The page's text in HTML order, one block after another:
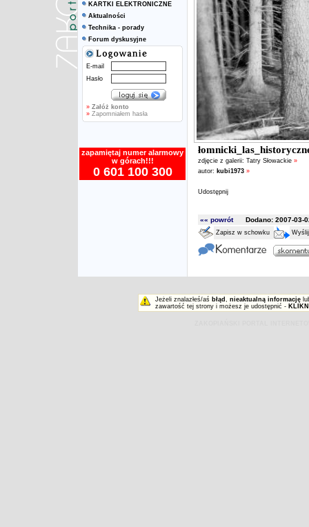
KARTKI ELEKTRONICZNE
Aktualności
Technika - porady
Forum dyskusyjne
E-mail
Hasło
» Załóż konto
» Zapomniałem hasła
zapamiętaj numer alarmowy
w górach!!!
0 601 100 300
zdjęcie z galerii: Tatry Słowackie »
autor: kubi1973 »
Udostępnij
«« powrótDodano: 2007-03-
Zapisz w schowku
Jeżeli znalazłeś/aś błąd , nieaktualną informację
zawartość tej strony i możesz je udostępnić -